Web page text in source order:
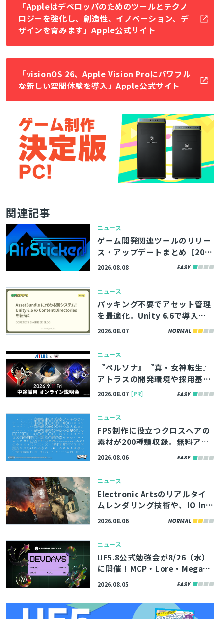
「Appleはデベロッパのためのツールとテクノ
ロジーを強化し、創造性、イノベーション、デ
ザインを育みます」Apple公式サイト
「visionOS 26、Apple Vision Proにパワフル
な新しい空間体験を導入」Apple公式サイト
関連記事
ニュース
ゲーム開発関連ツールのリリー
ス・アップデートまとめ【202
6/8/8】
2026.08.08
ニュース
パッキング不要でアセット管理
を最適化。Unity 6.6で導入さ
れる「Content Directories」
2026.08.07
ニュース
『ペルソナ』『真・女神転生』
アトラスの開発環境や採用基準
などを直接聞ける！中途向け転
2026.08.07［PR］
ニュース
FPS制作に役立つクロスヘアの
素材が200種類収録。無料アセ
ットパック『Crosshair Pack』
2026.08.06
ニュース
Electronic Artsのリアルタイ
ムレンダリング技術や、IO Int
eractive内製エンジンのボリュ
強会の講演資料が公開
2026.08.06
ニュース
UE5.8公式勉強会が8/26（水）
に開催！MCP・Lore・MegaLi
ghtsなど、最新機能やツールの
e Tokyo Dev Days 26’」、先
着100名まで参加者募集中
2026.08.05